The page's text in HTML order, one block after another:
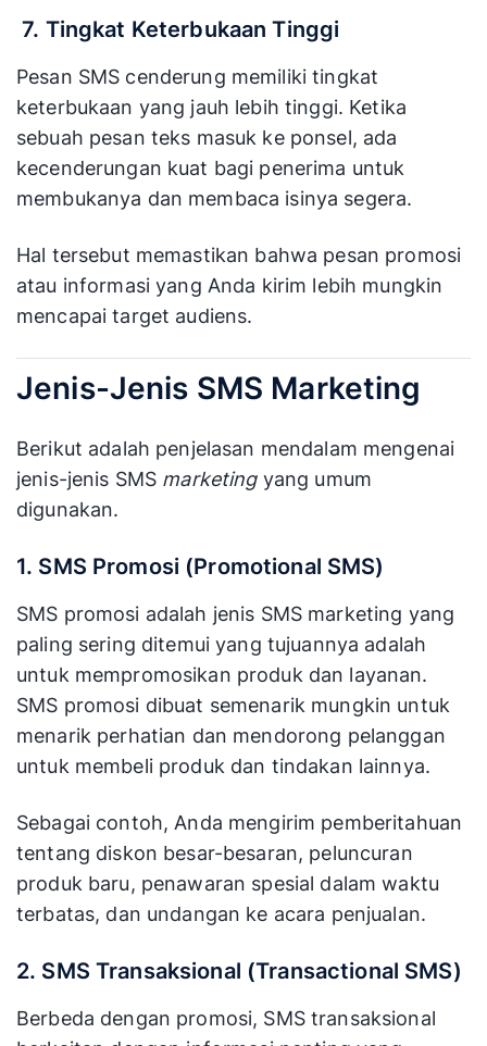
7. Tingkat Keterbukaan Tinggi
Pesan SMS cenderung memiliki tingkat
keterbukaan yang jauh lebih tinggi. Ketika
sebuah pesan teks masuk ke ponsel, ada
kecenderungan kuat bagi penerima untuk
membukanya dan membaca isinya segera.
Hal tersebut memastikan bahwa pesan promosi
atau informasi yang Anda kirim lebih mungkin
mencapai target audiens.
Jenis-Jenis SMS Marketing
Berikut adalah penjelasan mendalam mengenai
jenis-jenis SMS marketingyang umum
digunakan.
1. SMS Promosi (Promotional SMS)
SMS promosi adalah jenis SMS marketing yang
paling sering ditemui yang tujuannya adalah
untuk mempromosikan produk dan layanan.
SMS promosi dibuat semenarik mungkin untuk
menarik perhatian dan mendorong pelanggan
untuk membeli produk dan tindakan lainnya.
Sebagai contoh, Anda mengirim pemberitahuan
tentang diskon besar-besaran, peluncuran
produk baru, penawaran spesial dalam waktu
terbatas, dan undangan ke acara penjualan.
2. SMS Transaksional (Transactional SMS)
Berbeda dengan promosi, SMS transaksional